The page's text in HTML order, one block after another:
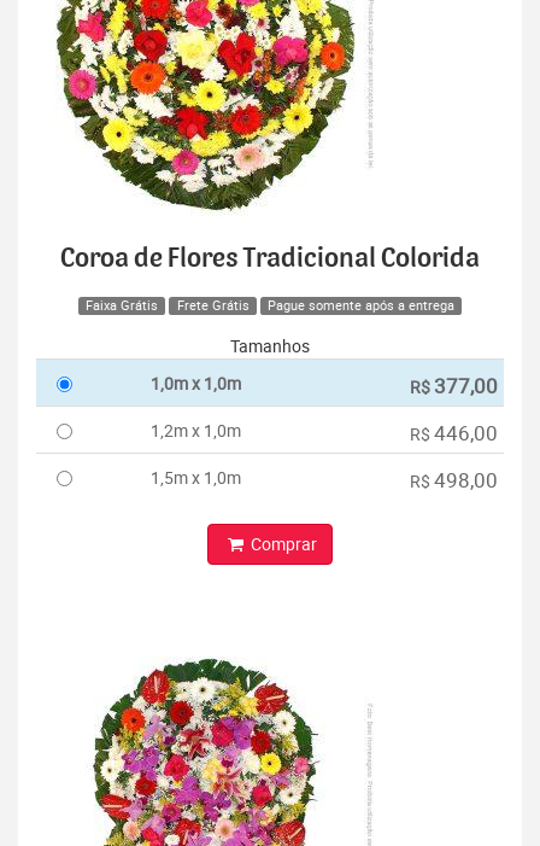
Coroa de Flores Tradicional Colorida
Faixa Grátis Frete Grátis Pague somente após a entrega
Tamanhos
1,0m x 1,0m
R$ 377,00
1,2m x 1,0m R$ 446,00
1,5m x 1,0m R$ 498,00
Comprar